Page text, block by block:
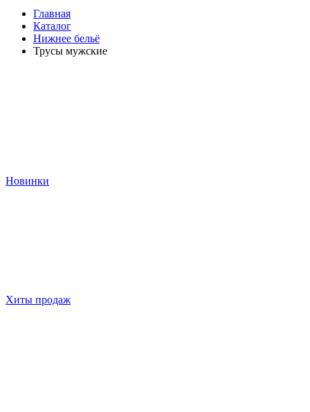
Главная
Каталог
Нижнее бельё
Трусы мужские
Новинки
Хиты продаж